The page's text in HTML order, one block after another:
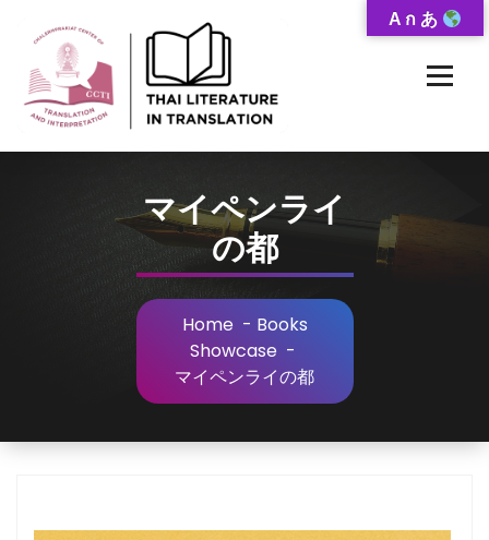
Content
マイペンライ
の都
Home- Books
Showcase-
マイペンライの都
A ก あ